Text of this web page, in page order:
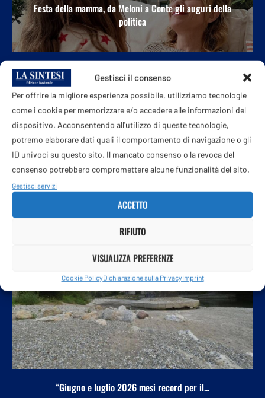
Gestisci il consenso
Per offrire la migliore esperienza possibile, utilizziamo tecnologie
come i cookie per memorizzare e/o accedere alle informazioni del
dispositivo. Acconsentendo all'utilizzo di queste tecnologie,
potremo elaborare dati quali il comportamento di navigazione o gli
ID univoci su questo sito. Il mancato consenso o la revoca del
consenso potrebbero compromettere alcune funzionalità del sito.
Gestisci servizi
ACCETTO
RIFIUTO
VISUALIZZA PREFERENZE
Cookie PolicyDichiarazione sulla PrivacyImprint
Festa della mamma, da Meloni a Conte gli auguri della
politica
Ha provato a far firmare anche i morti: Adinolfi resta fuori
dalle comunali a Prato
“Giugno e luglio 2026 mesi record per il...